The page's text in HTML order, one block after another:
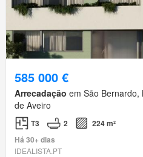
585 000 €
Arrecadação em São Bernardo,
de Aveiro
T3 2
224 m²
Há 30+ dias
IDEALISTA.PT